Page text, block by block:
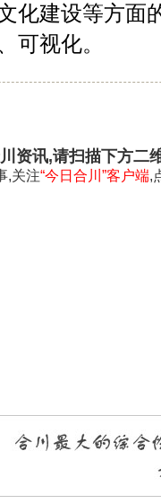
化建设等方面
可视化。
资讯,请扫描下方二
,关注“今日合川”客户端,